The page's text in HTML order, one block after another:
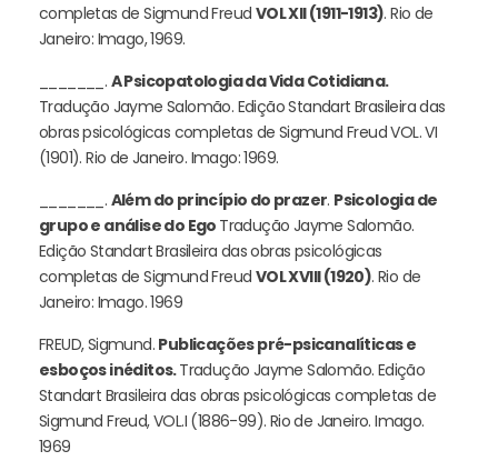
completas de Sigmund Freud VOL XII (1911-1913). Rio de
Janeiro: Imago, 1969.
_______. A Psicopatologia da Vida Cotidiana.
Tradução Jayme Salomão. Edição Standart Brasileira das
obras psicológicas completas de Sigmund Freud VOL. VI
(1901). Rio de Janeiro. Imago: 1969.
_______. Além do princípio do prazer. Psicologia de
grupo e análise do Ego Tradução Jayme Salomão.
Edição Standart Brasileira das obras psicológicas
completas de Sigmund Freud VOL XVIII (1920). Rio de
Janeiro: Imago. 1969
FREUD, Sigmund. Publicações pré-psicanalíticas e
esboços inéditos.Tradução Jayme Salomão. Edição
Standart Brasileira das obras psicológicas completas de
Sigmund Freud, VOL.I (1886-99). Rio de Janeiro. Imago.
1969